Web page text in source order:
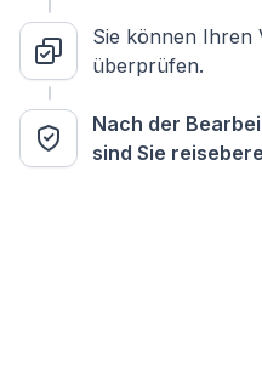
Sie können Ihren
überprüfen.
Nach der
sind Sie